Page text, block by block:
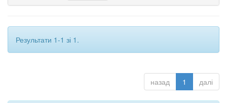
Результати 1-1 зі 1.
назад 1 далі